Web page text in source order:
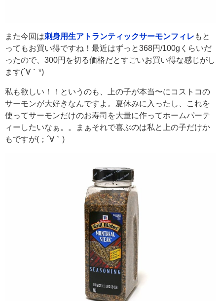
また今回は刺身用生アトランティックサーモンフィレ もと
ってもお買い得ですね！最近はずっと368円/100gくらいだ
ったので、300円を切る価格だとすごいお買い得な感じがし
ます(´∀｀*)
私も欲しい！！というのも、上の子が本当〜にコストコの
サーモンが大好きなんですよ。夏休みに入ったし、これを
使ってサーモンだけのお寿司を大量に作ってホームパーテ
ィーしたいなぁ。。まぁそれで喜ぶのは私と上の子だけか
もですが(；´∀｀)